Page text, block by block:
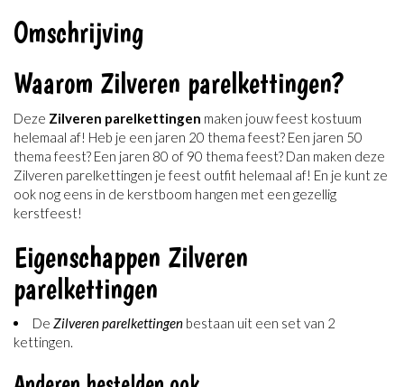
Omschrijving
Waarom Zilveren parelkettingen?
Deze Zilveren parelkettingen maken jouw feest kostuum
helemaal af! Heb je een jaren 20 thema feest? Een jaren 50
thema feest? Een jaren 80 of 90 thema feest? Dan maken deze
Zilveren parelkettingen je feest outfit helemaal af! En je kunt ze
ook nog eens in de kerstboom hangen met een gezellig
kerstfeest!
Eigenschappen Zilveren
parelkettingen
De Zilveren parelkettingen bestaan uit een set van 2
kettingen.